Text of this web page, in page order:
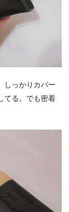
しっかりカバー
てる。でも密着